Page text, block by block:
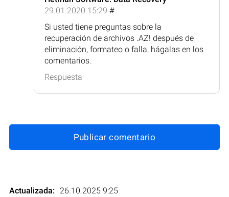
29.01.2020 15:29 #
Si usted tiene preguntas sobre la
recuperación de archivos .AZ! después de
eliminación, formateo o falla, hágalas en los
comentarios.
Respuesta
Publicar comentario
Actualizada: 26.10.2025 9:25